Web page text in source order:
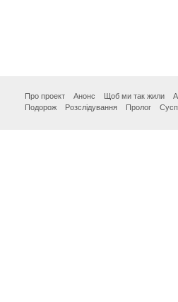
Про проект Анонс Щоб ми так жили
Подорож
Розслідування Пролог